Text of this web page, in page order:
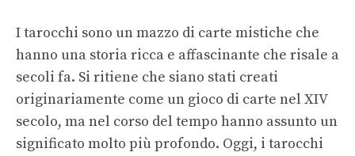
I tarocchi sono un mazzo di carte mistiche che
hanno una storia ricca e affascinante che risale a
secoli fa. Si ritiene che siano stati creati
originariamente come un gioco di carte nel XIV
secolo, ma nel corso del tempo hanno assunto un
significato molto più profondo. Oggi, i tarocchi